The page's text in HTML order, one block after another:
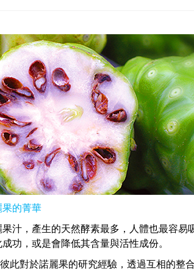
的菁華
，產生的天然酵素最多，人體也最容易
功，或是會降低其含量與活性成份。
此對於諾麗果的研究經驗，透過互相的整